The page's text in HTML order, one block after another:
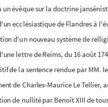
un évêque sur la doctrine
ecclésiastique de Flandres à
d'un nouveau système de
lettre de Reims, du 16 août
de la sentence rendue par MM.
de Charles-Maurice Le
de nullité par Benoît XIII de